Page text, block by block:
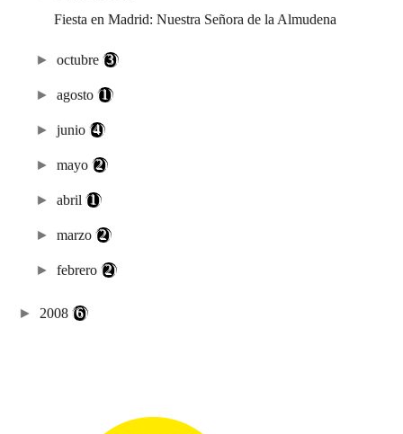
Fiesta en Madrid: Nuestra Señora de la Almudena
►octubre(3)
►agosto(1)
►junio(4)
►mayo(2)
►abril(1)
►marzo(2)
►febrero(2)
► 2008 (6)